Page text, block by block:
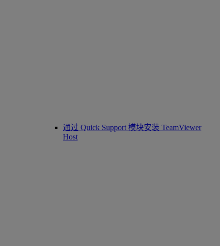
通过 Quick Support 模块安装 TeamViewer
Host